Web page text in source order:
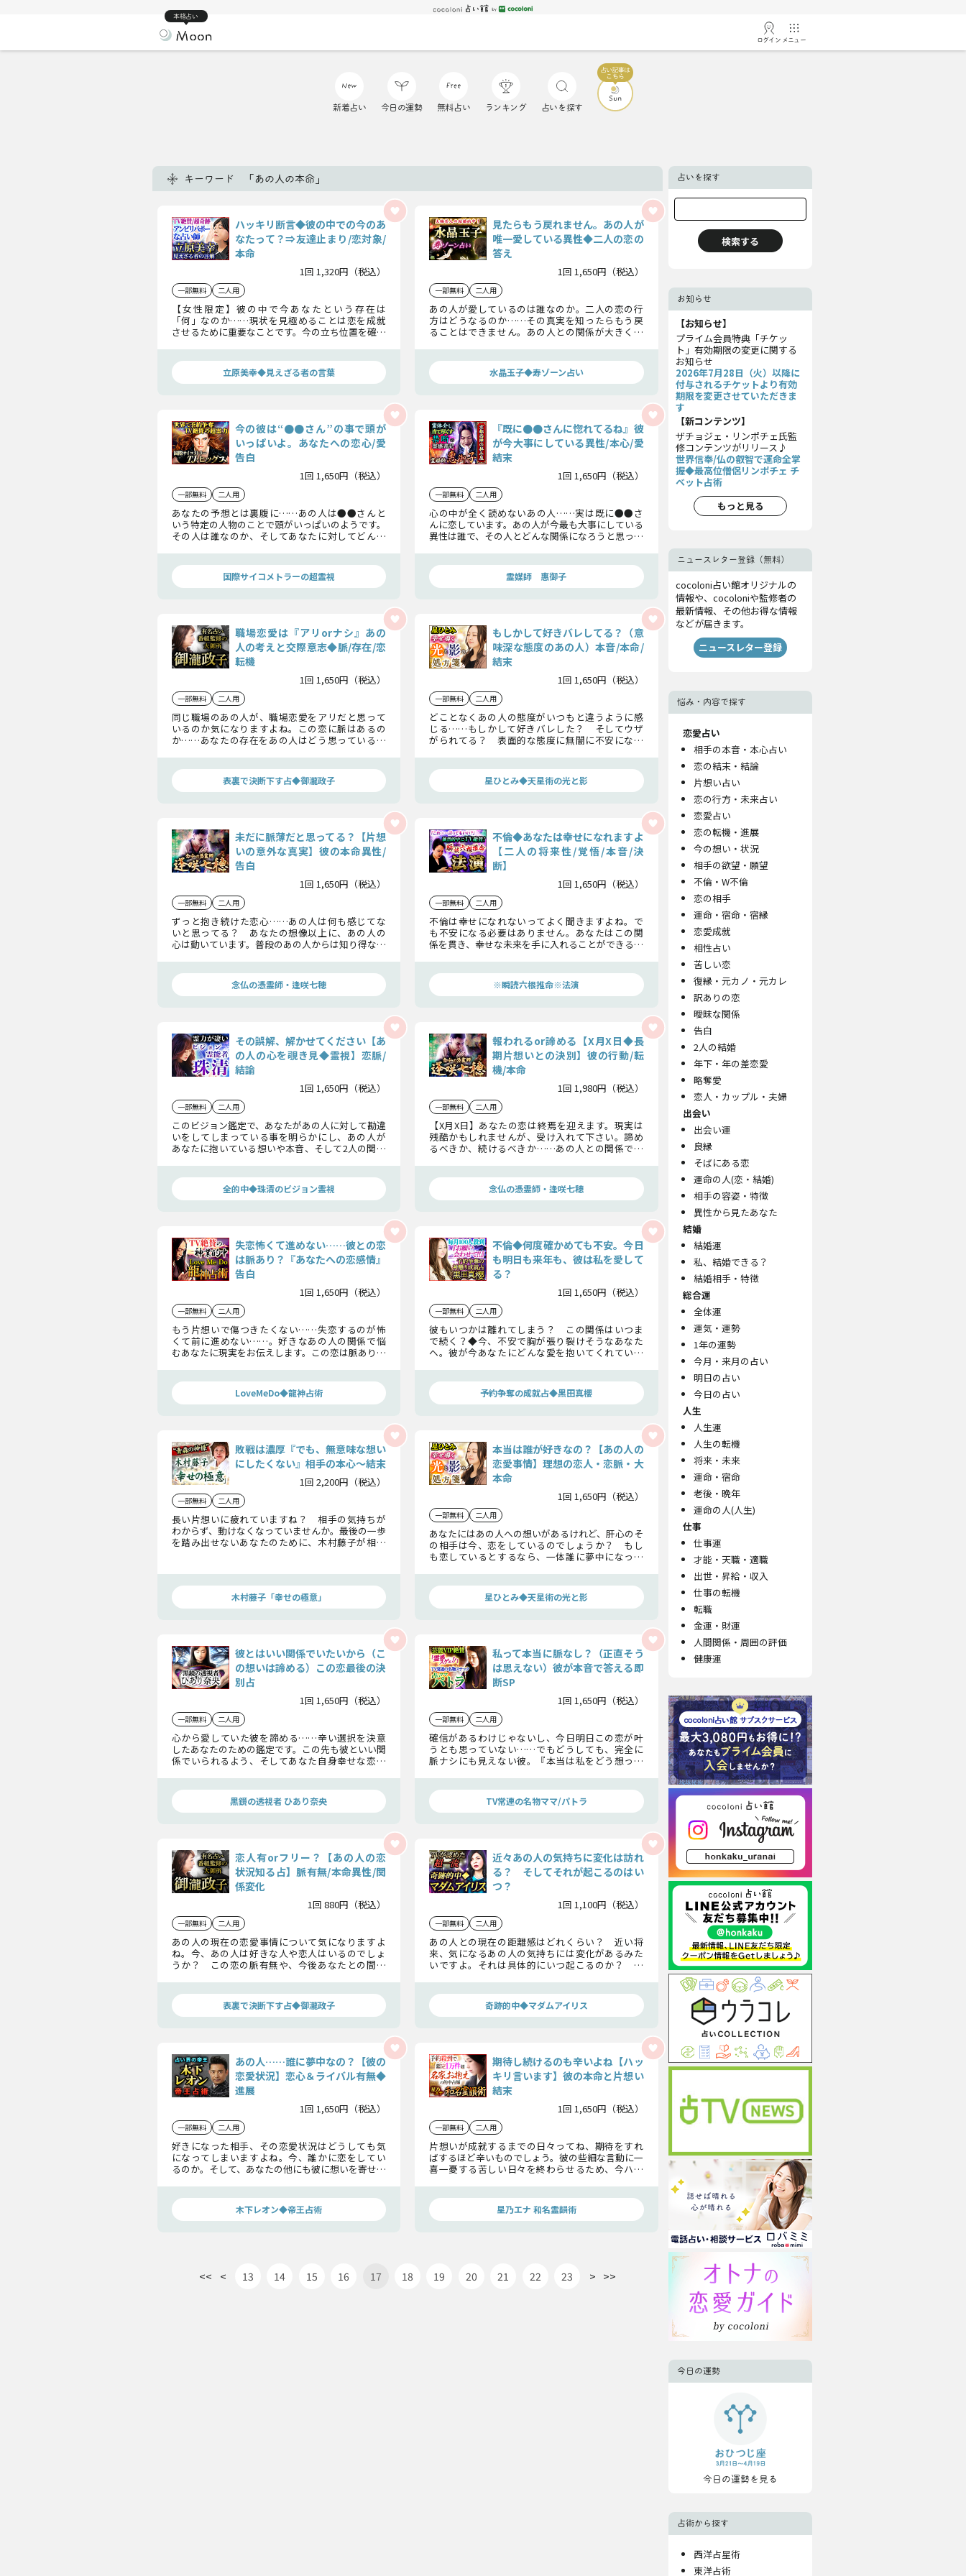
本格占い
ログイン メニュー
新着占い 今日の運勢 無料占い ランキング 占いを探す
キーワード 「あの人の本命」
ハッキリ断言◆彼の中での今のあ
なたって？⇒友達止まり/恋対象/
本命
1回 1,320円（税込）
一部無料 二人用
【女性限定】彼の中で今あなたという存在は
「何」なのか……現状を見極めることは恋を成就
させるために重要なことです。今の立ち位置を確か
立原美幸◆見えざる者の言葉
見たらもう戻れません。あの人が
唯一愛している異性◆二人の恋の
答え
1回 1,650円（税込）
一部無料 二人用
あの人が愛しているのは誰なのか。二人の恋の行
方はどうなるのか……その真実を知ったらもう戻
ることはできません。あの人との関係が大きく変
します。
水晶玉子◆寿ゾーン占い
今の彼は“●●さん”の事で頭が
いっぱいよ。あなたへの恋心/愛
告白
1回 1,650円（税込）
一部無料 二人用
あなたの予想とは裏腹に……あの人は●●さんと
いう特定の人物のことで頭がいっぱいのようです。
その人は誰なのか、そしてあなたに対してどんな
国際サイコメトラーの超霊視
『既に●●さんに惚れてるね』彼
が今大事にしている異性/本心/愛
結末
1回 1,650円（税込）
一部無料 二人用
心の中が全く読めないあの人……実は既に●●さ
んに恋しています。あの人が今最も大事にしている
異性は誰で、その人とどんな関係になろうと思って
霊媒師 惠御子
職場恋愛は『アリorナシ』あの
人の考えと交際意志◆脈/存在/恋
転機
1回 1,650円（税込）
一部無料 二人用
同じ職場のあの人が、職場恋愛をアリだと思って
いるのか気になりますよね。この恋に脈はあるの
か……あなたの存在をあの人はどう思っているの
表裏で決断下す占◆御瀧政子
もしかして好きバレしてる？（意
味深な態度のあの人）本音/本命/
結末
1回 1,650円（税込）
一部無料 二人用
どことなくあの人の態度がいつもと違うように感
じる……もしかして好きバレした？ そしてウザ
がられてる？ 表面的な態度に無闇に不安になる
伝えします。
星ひとみ◆天星術の光と影
未だに脈薄だと思ってる？【片想
いの意外な真実】彼の本命異性/
告白
1回 1,650円（税込）
一部無料 二人用
ずっと抱き続けた恋心……あの人は何も感じてな
いと思ってる？ あなたの想像以上に、あの人の
心は動いています。普段のあの人からは知り得ない
念仏の憑霊師・逢咲七穂
不倫◆あなたは幸せになれますよ
【二人の将来性/覚悟/本音/決
断】
1回 1,650円（税込）
一部無料 二人用
不倫は幸せになれないってよく聞きますよね。で
も不安になる必要はありません。あなたはこの関
係を貫き、幸せな未来を手に入れることができるん
※瞬読六根推命※法演
その誤解、解かせてください【あ
の人の心を覗き見◆霊視】恋脈/
結論
1回 1,650円（税込）
一部無料 二人用
このビジョン鑑定で、あなたがあの人に対して勘違
いをしてしまっている事を明らかにし、あの人が
あなたに抱いている想いや本音、そして2人の関係
全的中◆珠清のビジョン霊視
報われるor諦める【X月X日◆長
期片想いとの決別】彼の行動/転
機/本命
1回 1,980円（税込）
一部無料 二人用
【X月X日】あなたの恋は終焉を迎えます。現実は
残酷かもしれませんが、受け入れて下さい。諦め
るべきか、続けるべきか……あの人との関係で迷
念仏の憑霊師・逢咲七穂
失恋怖くて進めない……彼との恋
は脈あり？『あなたへの恋感情』
告白
1回 1,650円（税込）
一部無料 二人用
もう片想いで傷つきたくない……失恋するのが怖
くて前に進めない……。好きなあの人の関係で悩
むあなたに現実をお伝えします。この恋は脈ありな
LoveMeDo◆龍神占術
不倫◆何度確かめても不安。今日
も明日も来年も、彼は私を愛して
る？
1回 1,650円（税込）
一部無料 二人用
彼もいつかは離れてしまう？ この関係はいつま
で続く？◆今、不安で胸が張り裂けそうなあなた
へ。彼が今あなたにどんな愛を抱いてくれている
予約争奪の成就占◆黒田真櫻
敗戦は濃厚『でも、無意味な想い
にしたくない』相手の本心〜結末
1回 2,200円（税込）
一部無料 二人用
長い片想いに疲れていますね？ 相手の気持ちが
わからず、動けなくなっていませんか。最後の一歩
を踏み出せないあなたのために、木村藤子が相手
ないのです。
木村藤子「幸せの極意」
本当は誰が好きなの？【あの人の
恋愛事情】理想の恋人・恋脈・大
本命
1回 1,650円（税込）
一部無料 二人用
あなたにはあの人への想いがあるけれど、肝心のそ
の相手は今、恋をしているのでしょうか？ もし
も恋しているとするなら、一体誰に夢中になって
か明らかにします。星ひとみ◆天星術の光と影
彼とはいい関係でいたいから（こ
の想いは諦める）この恋最後の決
別占
1回 1,650円（税込）
一部無料 二人用
心から愛していた彼を諦める……辛い選択を決意
したあなたのための鑑定です。この先も彼といい関
係でいられるよう、そしてあなた自身幸せな恋が
黒鏡の透視者 ひあり奈央
私って本当に脈なし？（正直そう
は思えない）彼が本音で答える即
断SP
1回 1,650円（税込）
一部無料 二人用
確信があるわけじゃないし、今日明日この恋が叶
うとも思っていない……でもどうしても、完全に
脈ナシにも見えない彼。『本当は私をどう想って
TV常連の名物ママ/パトラ
恋人有orフリー？【あの人の恋
状況知る占】脈有無/本命異性/関
係変化
1回 880円（税込）
一部無料 二人用
あの人の現在の恋愛事情について気になりますよ
ね。今、あの人は好きな人や恋人はいるのでしょ
うか？ この恋の脈有無や、今後あなたとの間に
表裏で決断下す占◆御瀧政子
近々あの人の気持ちに変化は訪れ
る？ そしてそれが起こるのはい
つ？
1回 1,100円（税込）
一部無料 二人用
あの人との現在の距離感はどれくらい？ 近い将
来、気になるあの人の気持ちには変化があるみた
いですよ。それは具体的にいつ起こるのか？ 変
奇跡的中◆マダムアイリス
あの人……誰に夢中なの？【彼の
恋愛状況】恋心＆ライバル有無◆
進展
1回 1,650円（税込）
一部無料 二人用
好きになった相手、その恋愛状況はどうしても気
になってしまいますよね。今、誰かに恋をしてい
るのか。そして、あなたの他にも彼に想いを寄せる
木下レオン◆帝王占術
期待し続けるのも辛いよね【ハッ
キリ言います】彼の本命と片想い
結末
1回 1,650円（税込）
一部無料 二人用
片想いが成就するまでの日々ってね、期待をすれ
ばするほど辛いものでしょう。彼の些細な言動に一
喜一憂する苦しい日々を終わらせるため、今ハッ
星乃エナ 和名霊韻術
<< < 13 14 15 16 17 18 19 20 21 22 23 > >>
占いを探す
お知らせ
【お知らせ】
プライム会員特典「チケッ
ト」有効期限の変更に関する
お知らせ
2026年7月28日（火）以降に
付与されるチケットより有効
期限を変更させていただきま
す
【新コンテンツ】
ザチョジェ・リンポチェ氏監
修コンテンツがリリース♪
世界信奉/仏の叡智で運命全掌
握◆最高位僧侶リンポチェ チ
ベット占術
もっと見る
ニュースレター登録（無料）
cocoloni占い館オリジナルの
情報や、cocoloniや監修者の
最新情報、その他お得な情報
などが届きます。
ニュースレター登録
悩み・内容で探す
恋愛占い
相手の本音・本心占い
恋の結末・結論
片想い占い
恋の行方・未来占い
恋愛占い
恋の転機・進展
今の想い・状況
相手の欲望・願望
不倫・W不倫
恋の相手
運命・宿命・宿縁
恋愛成就
相性占い
苦しい恋
復縁・元カノ・元カレ
訳ありの恋
曖昧な関係
告白
2人の結婚
年下・年の差恋愛
略奪愛
恋人・カップル・夫婦
出会い
出会い運
良縁
そばにある恋
運命の人(恋・結婚)
相手の容姿・特徴
異性から見たあなた
結婚
結婚運
私、結婚できる？
結婚相手・特徴
総合運
全体運
運気・運勢
1年の運勢
今月・来月の占い
明日の占い
今日の占い
人生
人生運
人生の転機
将来・未来
運命・宿命
老後・晩年
運命の人(人生)
仕事
仕事運
才能・天職・適職
出世・昇給・収入
仕事の転機
転職
金運・財運
人間関係・周囲の評価
健康運
今日の運勢
今日の運勢を見る
占術から探す
西洋占星術
東洋占術